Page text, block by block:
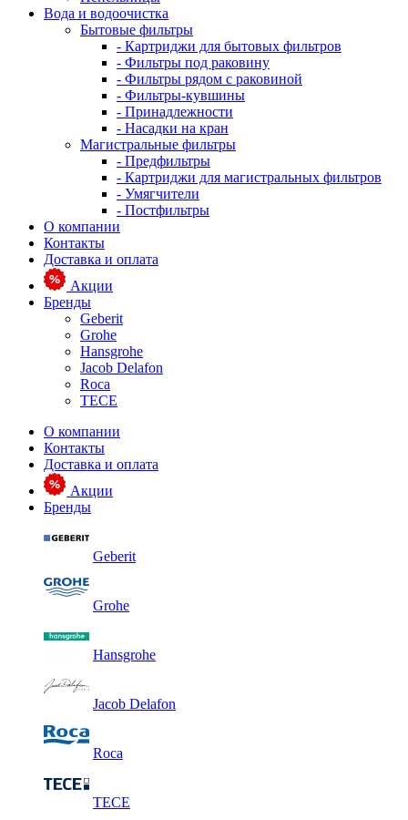
Вода и водоочистка
Бытовые фильтры
- Картриджи для бытовых фильтров
- Фильтры под раковину
- Фильтры рядом с раковиной
- Фильтры-кувшины
- Принадлежности
- Насадки на кран
Магистральные фильтры
- Предфильтры
- Картриджи для магистральных фильтров
- Умягчители
- Постфильтры
О компании
Контакты
Доставка и оплата
Акции
Бренды
Geberit
Grohe
Hansgrohe
Jacob Delafon
Roca
TECE
О компании
Контакты
Доставка и оплата
Акции
Бренды
Geberit
Grohe
Hansgrohe
Jacob Delafon
Roca
TECE